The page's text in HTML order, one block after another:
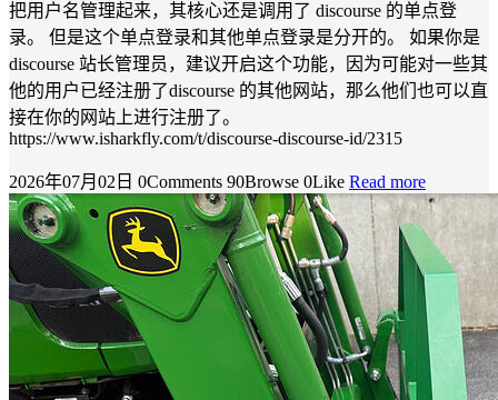
把用户名管理起来，其核心还是调用了 discourse 的单点登
录。 但是这个单点登录和其他单点登录是分开的。 如果你是
discourse 站长管理员，建议开启这个功能，因为可能对一些其
他的用户已经注册了discourse 的其他网站，那么他们也可以直
接在你的网站上进行注册了。
https://www.isharkfly.com/t/discourse-discourse-id/2315
2026年07月02日 0Comments 90Browse 0Like Read more